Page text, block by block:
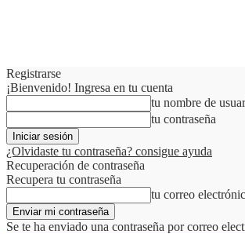
Registrarse
¡Bienvenido! Ingresa en tu cuenta
tu nombre de
tu contraseña
¿Olvidaste tu contraseña? consigue ayuda
Recuperación de contraseña
Recupera tu contraseña
tu correo
Se te ha enviado una contraseña por correo